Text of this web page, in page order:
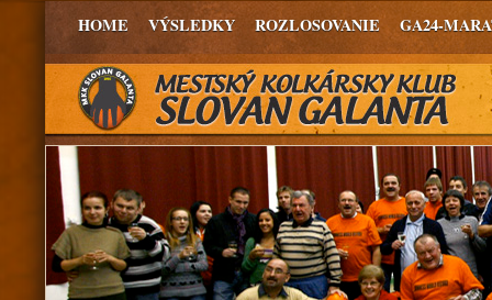
HOME VÝSLEDKY ROZLOSOVANIE GA24-